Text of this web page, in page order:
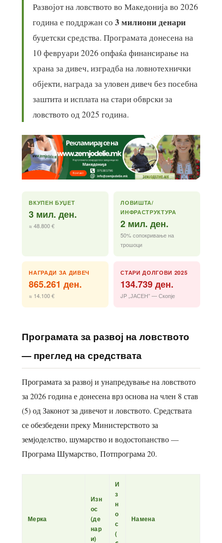
Развојот на ловството во Македонија во 2026
година е поддржан со 3 милиони денари
буџетски средства. Програмата донесена на
10 февруари 2026 опфаќа финансирање на
храна за дивеч, изградба на ловнотехнички
објекти, награда за уловен дивеч без посебна
заштита и исплата на стари обврски за
ловството од 2025 година.
ВКУПЕН БУЏЕТ
3 мил. ден.
≈ 48.800 €
ЛОВИШТА/
ИНФРАСТРУКТУРА
2 мил. ден.
50% сопокривање на
трошоци
НАГРАДИ ЗА ДИВЕЧ
865.261 ден.
≈ 14.100 €
СТАРИ ДОЛГОВИ 2025
134.739 ден.
JP „ЈАСЕН” — Скопје
Програмата за развој на ловството
— преглед на средствата
Програмата за развој и унапредување на ловството
за 2026 година е донесена врз основа на член 8 став
(5) од Законот за дивечот и ловството. Средствата
се обезбедени преку Министерството за
земјоделство, шумарство и водостопанство —
Програма Шумарство, Потпрограма 20.
Мерка
Изн
ос
(де
нар
и)
И
з
н
о
с
(
Намена